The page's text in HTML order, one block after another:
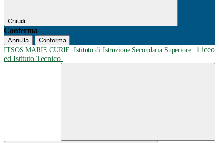
Chiudi
Conferma
Annulla
Conferma
ITSOS MARIE CURIE Istituto di Istruzione Secondaria Superiore
Liceo
ed Istituto Tecnico